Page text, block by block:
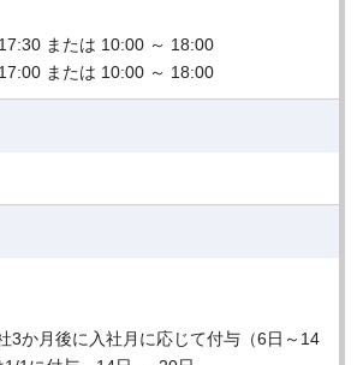
または 10:00 ～ 18:00
または 10:00 ～ 18:00
3か月後に入社月に応じて付与（6日～14